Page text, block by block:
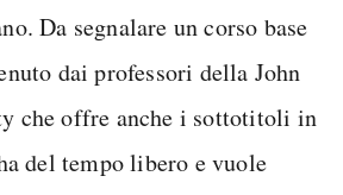
Da segnalare un corso base
dai professori della John
che offre anche i sottotitoli in
del tempo libero e vuole